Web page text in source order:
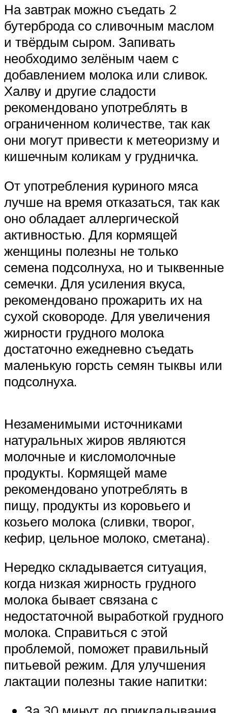
На завтрак можно съедать 2
бутерброда со сливочным маслом
и твёрдым сыром. Запивать
необходимо зелёным чаем с
добавлением молока или сливок.
Халву и другие сладости
рекомендовано употреблять в
ограниченном количестве, так как
они могут привести к метеоризму и
кишечным коликам у грудничка.
От употребления куриного мяса
лучше на время отказаться, так как
оно обладает аллергической
активностью. Для кормящей
женщины полезны не только
семена подсолнуха, но и тыквенные
семечки. Для усиления вкуса,
рекомендовано прожарить их на
сухой сковороде. Для увеличения
жирности грудного молока
достаточно ежедневно съедать
маленькую горсть семян тыквы или
подсолнуха.
Незаменимыми источниками
натуральных жиров являются
молочные и кисломолочные
продукты. Кормящей маме
рекомендовано употреблять в
пищу, продукты из коровьего и
козьего молока (сливки, творог,
кефир, цельное молоко, сметана).
Нередко складывается ситуация,
когда низкая жирность грудного
молока бывает связана с
недостаточной выработкой грудного
молока. Справиться с этой
проблемой, поможет правильный
питьевой режим. Для улучшения
лактации полезны такие напитки: